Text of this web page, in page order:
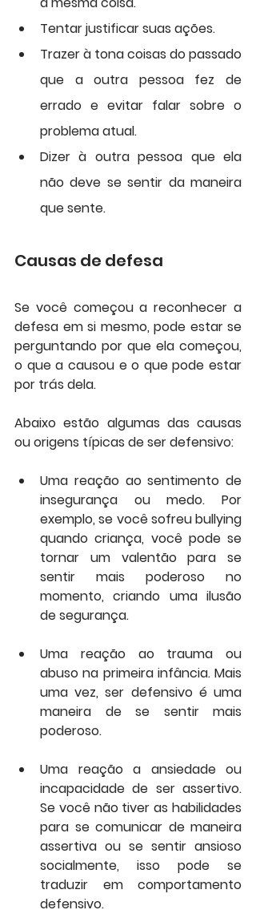
Tentar justificar suas ações.
Trazer à tona coisas do passado
que a outra pessoa fez de
errado e evitar falar sobre o
problema atual.
Dizer à outra pessoa que ela
não deve se sentir da maneira
que sente.
Causas de defesa
Se você começou a reconhecer a
defesa em si mesmo, pode estar se
perguntando por que ela começou,
o que a causou e o que pode estar
por trás dela.
Abaixo estão algumas das causas
ou origens típicas de ser defensivo:
Uma reação ao sentimento de
insegurança ou medo. Por
exemplo, se você sofreu bullying
quando criança, você pode se
tornar um valentão para se
sentir mais poderoso no
momento, criando uma ilusão
de segurança.
Uma reação ao trauma ou
abuso na primeira infância. Mais
uma vez, ser defensivo é uma
maneira de se sentir mais
poderoso.
Uma reação a ansiedade ou
incapacidade de ser assertivo.
Se você não tiver as habilidades
para se comunicar de maneira
assertiva ou se sentir ansioso
socialmente, isso pode se
traduzir em comportamento
defensivo.